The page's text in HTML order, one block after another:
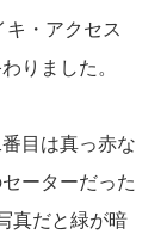
・アクセス
りました。
目は真っ赤な
ーターだった
真だと緑が暗